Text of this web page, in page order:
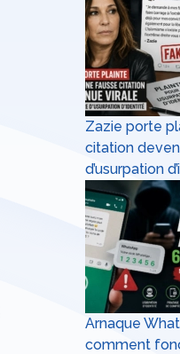
Zazie porte
citation
d’usurpation
Arnaque
comment